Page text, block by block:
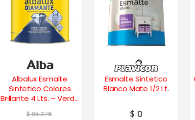
Albalux Esmalte
Sintetico Colores
Brillante 4 Lts. – Verde
$95.276
Esmalte Sintetico
Blanco Mate 1/2 Lt.
$ 0